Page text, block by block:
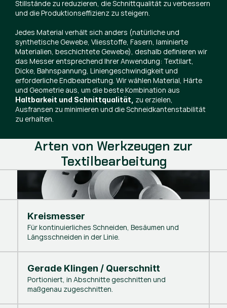
Stillstände zu reduzieren, die Schnittqualität zu verbessern
und die Produktionseffizienz zu steigern.
Jedes Material verhält sich anders (natürliche und
synthetische Gewebe, Vliesstoffe, Fasern, laminierte
Materialien, beschichtete Gewebe), deshalb definieren wir
das Messer entsprechend Ihrer Anwendung: Textilart,
Dicke, Bahnspannung, Liniengeschwindigkeit und
erforderliche Endbearbeitung. Wir wählen Material, Härte
und Geometrie aus, um die beste Kombination aus
Haltbarkeit und Schnittqualität, zu erzielen,
Ausfransen zu minimieren und die Schneidkantenstabilität
zu erhalten.
Arten von Werkzeugen zur
Textilbearbeitung
Kreismesser
Für kontinuierliches Schneiden, Besäumen und
Längsschneiden in der Linie.
Gerade Klingen / Querschnitt
Portioniert, in Abschnitte geschnitten und
maßgenau zugeschnitten.